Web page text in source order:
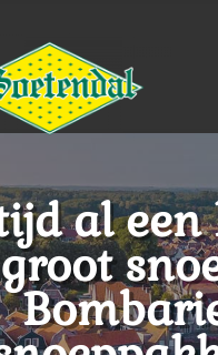
al een
groot